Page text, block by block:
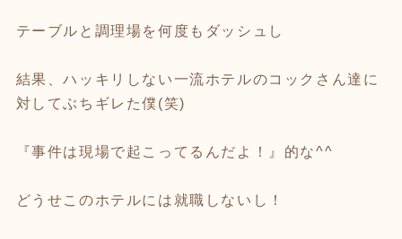
テーブルと調理場を何度もダッシュし
結果、ハッキリしない一流ホテルのコックさん達に
対してぶちギレた僕(笑)
『事件は現場で起こってるんだよ！』的な^^
どうせこのホテルには就職しないし！